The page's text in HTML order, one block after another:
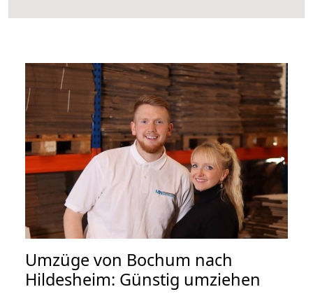
Umzüge von Bochum nach
Hildesheim: Günstig umziehen